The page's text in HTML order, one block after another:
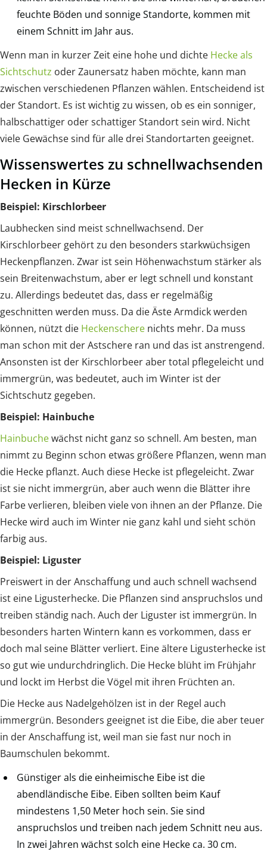
feuchte Böden und sonnige Standorte, kommen mit
einem Schnitt im Jahr aus.
Wenn man in kurzer Zeit eine hohe und dichte Hecke als
Sichtschutz oder Zaunersatz haben möchte, kann man
zwischen verschiedenen Pflanzen wählen. Entscheidend ist
der Standort. Es ist wichtig zu wissen, ob es ein sonniger,
halbschattiger oder schattiger Standort sein wird. Nicht
viele Gewächse sind für alle drei Standortarten geeignet.
Wissenswertes zu schnellwachsenden
Hecken in Kürze
Beispiel: Kirschlorbeer
Laubhecken sind meist schnellwachsend. Der
Kirschlorbeer gehört zu den besonders starkwüchsigen
Heckenpflanzen. Zwar ist sein Höhenwachstum stärker als
sein Breitenwachstum, aber er legt schnell und konstant
zu. Allerdings bedeutet das, dass er regelmäßig
geschnitten werden muss. Da die Äste Armdick werden
können, nützt die Heckenschere nichts mehr. Da muss
man schon mit der Astschere ran und das ist anstrengend.
Ansonsten ist der Kirschlorbeer aber total pflegeleicht und
immergrün, was bedeutet, auch im Winter ist der
Sichtschutz gegeben.
Beispiel: Hainbuche
Hainbuchewächst nicht ganz so schnell. Am besten, man
nimmt zu Beginn schon etwas größere Pflanzen, wenn man
die Hecke pflanzt. Auch diese Hecke ist pflegeleicht. Zwar
ist sie nicht immergrün, aber auch wenn die Blätter ihre
Farbe verlieren, bleiben viele von ihnen an der Pflanze. Die
Hecke wird auch im Winter nie ganz kahl und sieht schön
farbig aus.
Beispiel: Liguster
Preiswert in der Anschaffung und auch schnell wachsend
ist eine Ligusterhecke. Die Pflanzen sind anspruchslos und
treiben ständig nach. Auch der Liguster ist immergrün. In
besonders harten Wintern kann es vorkommen, dass er
doch mal seine Blätter verliert. Eine ältere Ligusterhecke ist
so gut wie undurchdringlich. Die Hecke blüht im Frühjahr
und lockt im Herbst die Vögel mit ihren Früchten an.
Die Hecke aus Nadelgehölzen ist in der Regel auch
immergrün. Besonders geeignet ist die Eibe, die aber teuer
in der Anschaffung ist, weil man sie fast nur noch in
Baumschulen bekommt.
Günstiger als die einheimische Eibe ist die
abendländische Eibe. Eiben sollten beim Kauf
mindestens 1,50 Meter hoch sein. Sie sind
anspruchslos und treiben nach jedem Schnitt neu aus.
In zwei Jahren wächst solch eine Hecke ca. 30 cm.